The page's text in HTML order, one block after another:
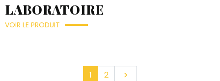
LABORATOIRE
VOIR LE PRODUIT
1 2 Suivant
